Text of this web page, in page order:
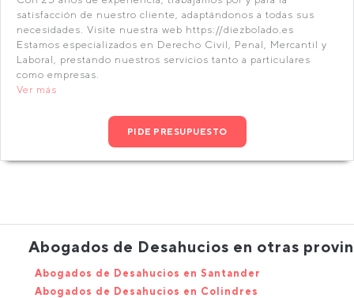
satisfacción de nuestro cliente, adaptándonos a todas sus
necesidades. Visite nuestra web https://diezbolado.es
Estamos especializados en Derecho Civil, Penal, Mercantil y
Laboral, prestando nuestros servicios tanto a particulares
como empresas.
Ver más
PIDE PRESUPUESTO
Abogados de Desahucios en otras
Abogados de Desahucios en Santander
Abogados de Desahucios en Colindres